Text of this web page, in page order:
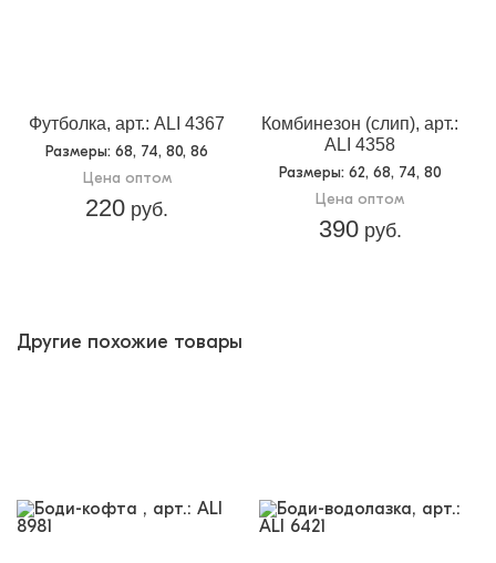
Футболка, арт.: ALI 4367
Размеры: 68, 74, 80, 86
Цена оптом
220 руб.
Комбинезон (слип), арт.:
ALI 4358
Размеры: 62, 68, 74, 80
Цена оптом
390руб.
Другие похожие товары